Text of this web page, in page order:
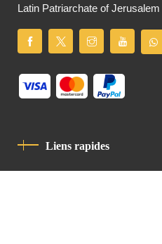
Latin Patriarchate of Jerusalem
Liens rapides